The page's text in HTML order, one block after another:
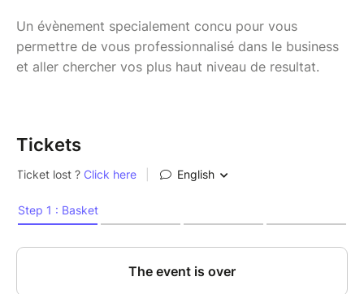
Un évènement specialement concu pour vous
permettre de vous professionnalisé dans le business
et aller chercher vos plus haut niveau de resultat.
Tickets